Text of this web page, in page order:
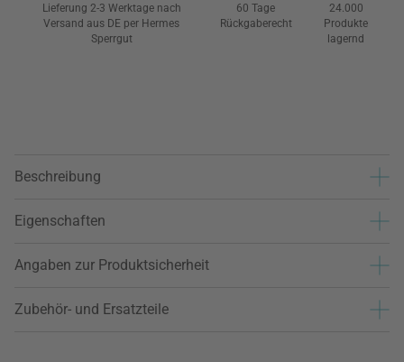
Lieferung 2-3 Werktage nach
Versand aus DE per Hermes
Sperrgut
60 Tage
Rückgaberecht
24.000
Produkte
lagernd
Beschreibung
Eigenschaften
Angaben zur Produktsicherheit
Zubehör- und Ersatzteile